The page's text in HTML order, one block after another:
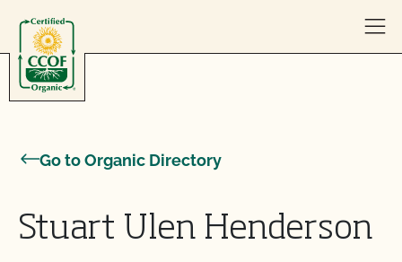
Go to Organic Directory
Stuart Ulen Henderson